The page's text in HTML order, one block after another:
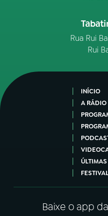
Rua Rui
Rui
INÍCIO
A RÁDIO
ÚLTIMAS
Baixe o app